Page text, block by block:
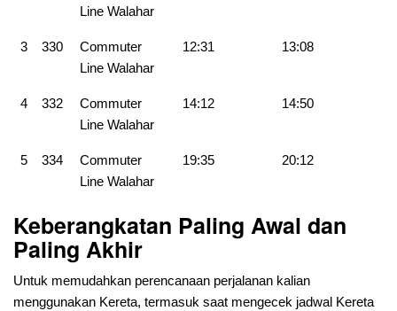
Line Walahar
3 330
Commuter
Line Walahar
12:31 13:08
4 332
Commuter
Line Walahar
14:12 14:50
5 334
Commuter
Line Walahar
19:35 20:12
Keberangkatan Paling Awal dan
Paling Akhir
Untuk memudahkan perencanaan perjalanan kalian
menggunakan Kereta, termasuk saat mengecek jadwal Kereta